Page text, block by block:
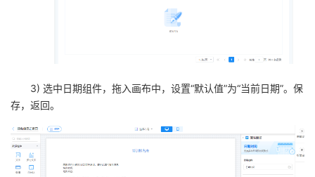
3) 选中日期组件，拖入画布中，设置“默认值”为“当前日期”。保
存，返回。